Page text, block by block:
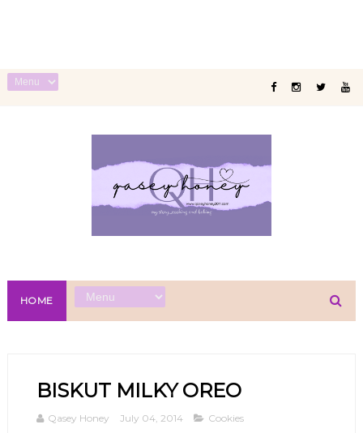
HOME
BISKUT MILKY OREO
Qasey Honey July 04, 2014 Cookies